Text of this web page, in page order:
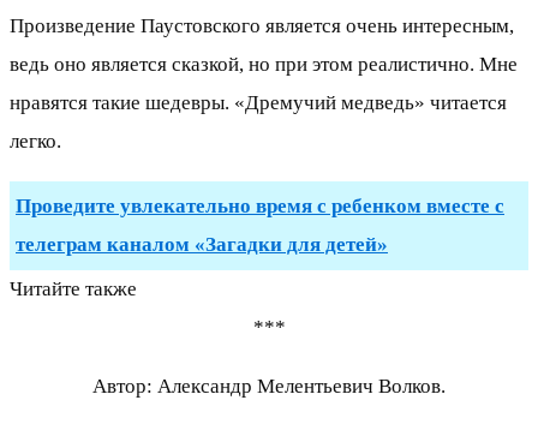
Произведение Паустовского является очень интересным,
ведь оно является сказкой, но при этом реалистично. Мне
нравятся такие шедевры. «Дремучий медведь» читается
легко.
Проведите увлекательно время с ребенком вместе с
телеграм каналом «Загадки для детей»
Читайте также
***
Автор: Александр Мелентьевич Волков.